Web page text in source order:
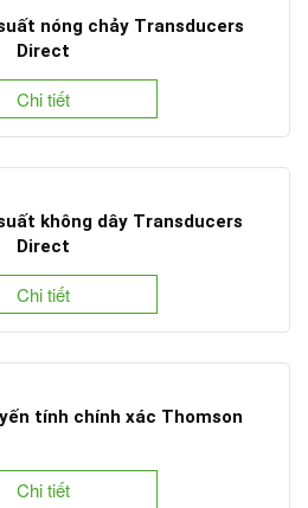
nóng chảy Transducers
Direct
Chi tiết
không dây Transducers
Direct
Chi tiết
tính chính xác Thomson
Chi tiết